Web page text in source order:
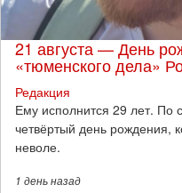
21 августа — День
«тюменского дела»
Редакция
Ему исполнится 29 лет. По
четвёртый день рождения,
неволе.
1 деньназад